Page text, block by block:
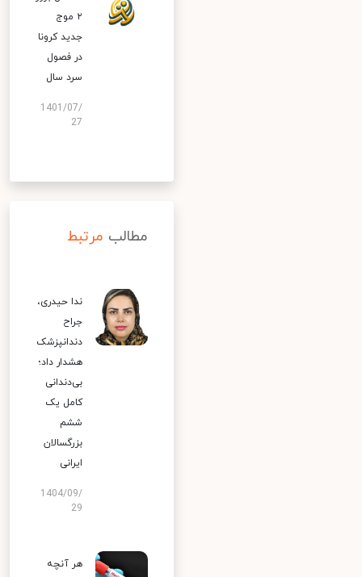
۲ موج
جدید کرونا
در فصول
سرد سال
1401/07/
27
مطالب مرتبط
ندا حیدری،
جراح
دندانپزشک
هشدار داد؛
بی‌دندانی
کامل یک
ششم
بزرگسالان
ایرانی
1404/09/
29
هر آنچه